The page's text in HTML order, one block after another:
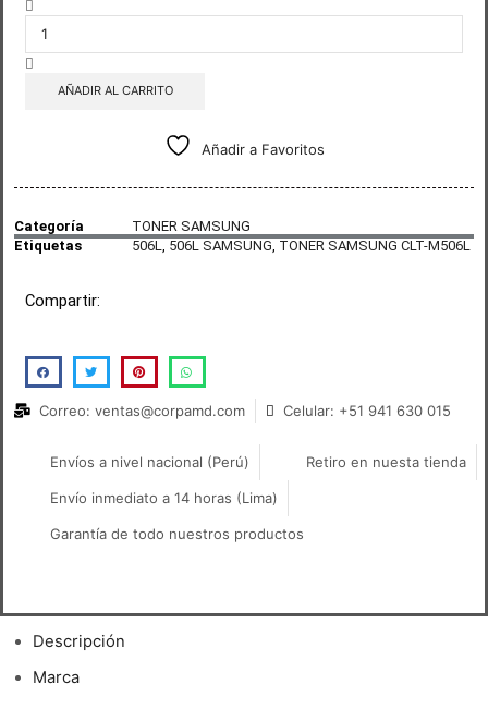
AÑADIR AL CARRITO
Añadir a Favoritos
Categoría
TONER SAMSUNG
Etiquetas
506L, 506L SAMSUNG, TONER SAMSUNG CLT-M506L
Compartir:
Correo: ventas@corpamd.com Celular: +51 941 630 015
Envíos a nivel nacional (Perú) Retiro en nuesta tienda
Envío inmediato a 14 horas (Lima)
Garantía de todo nuestros productos
Descripción
Marca